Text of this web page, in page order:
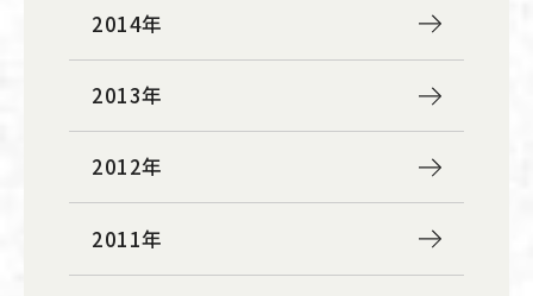
2014年
2013年
2012年
2011年